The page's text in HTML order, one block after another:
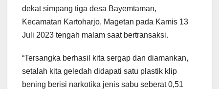
dekat simpang tiga desa Bayemtaman,
Kecamatan Kartoharjo, Magetan pada Kamis 13
Juli 2023 tengah malam saat bertransaksi.
“Tersangka berhasil kita sergap dan diamankan,
setalah kita geledah didapati satu plastik klip
bening berisi narkotika jenis sabu seberat 0,51